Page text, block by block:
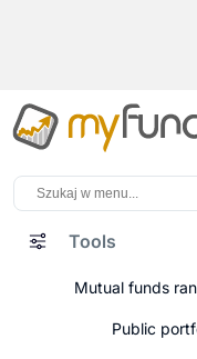
Tools
Mutual funds
Public